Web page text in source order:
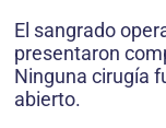
El sangrado
presentaron
Ninguna cirugía
abierto.